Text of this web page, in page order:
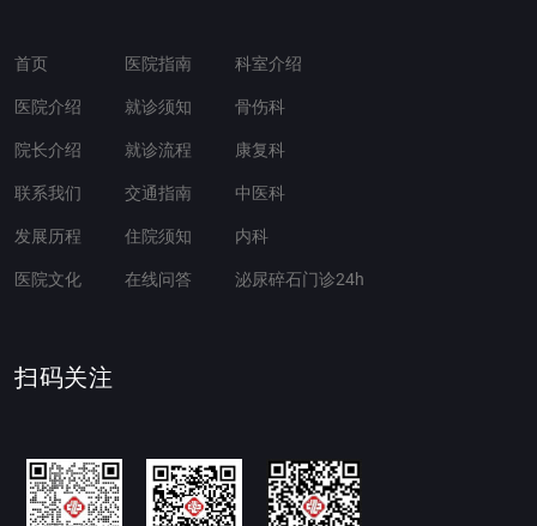
首页
医院介绍
院长介绍
联系我们
发展历程
医院文化
医院指南
就诊须知
就诊流程
交通指南
住院须知
在线问答
科室介绍
骨伤科
康复科
中医科
内科
泌尿碎石门诊24h
扫码关注